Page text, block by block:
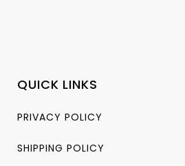
QUICK LINKS
PRIVACY POLICY
SHIPPING POLICY